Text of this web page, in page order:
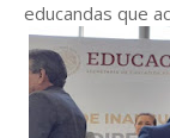
educandas que